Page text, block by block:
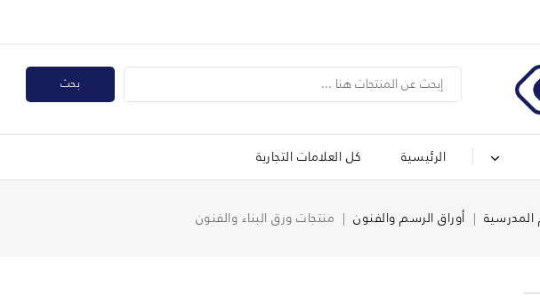
بحث
الرئيسية كل العلامات التجارية
المدرسية أوراق الرسم والفنون منتجات ورق البناء والفنون